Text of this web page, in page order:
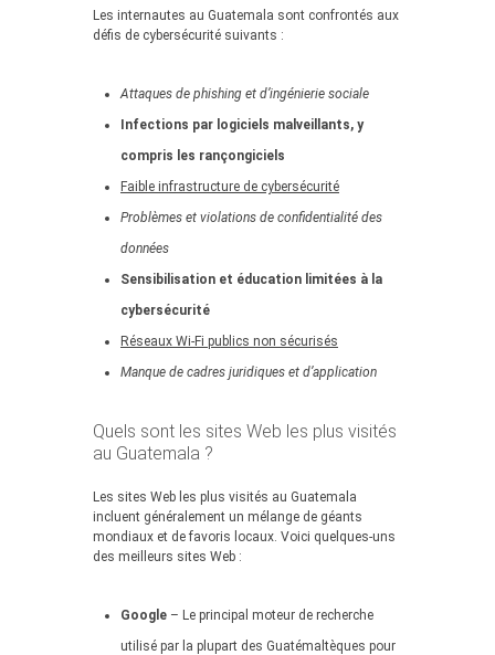
Les internautes au Guatemala sont confrontés aux
défis de cybersécurité suivants :
Attaques de phishing et d’ingénierie sociale
Infections par logiciels malveillants, y
compris les rançongiciels
Faible infrastructure de cybersécurité
Problèmes et violations de confidentialité des
données
Sensibilisation et éducation limitées à la
cybersécurité
Réseaux Wi-Fi publics non sécurisés
Manque de cadres juridiques et d’application
Quels sont les sites Web les plus visités
au Guatemala ?
Les sites Web les plus visités au Guatemala
incluent généralement un mélange de géants
mondiaux et de favoris locaux. Voici quelques-uns
des meilleurs sites Web :
Google – Le principal moteur de recherche
utilisé par la plupart des Guatémaltèques pour